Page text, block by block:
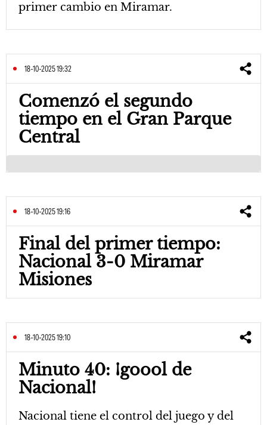
primer cambio en Miramar.
18-10-2025 19:32
Comenzó el segundo
tiempo en el Gran Parque
Central
18-10-2025 19:16
Final del primer tiempo:
Nacional 3-0 Miramar
Misiones
18-10-2025 19:10
Minuto 40: ¡goool de
Nacional!
Nacional tiene el control del juego y del